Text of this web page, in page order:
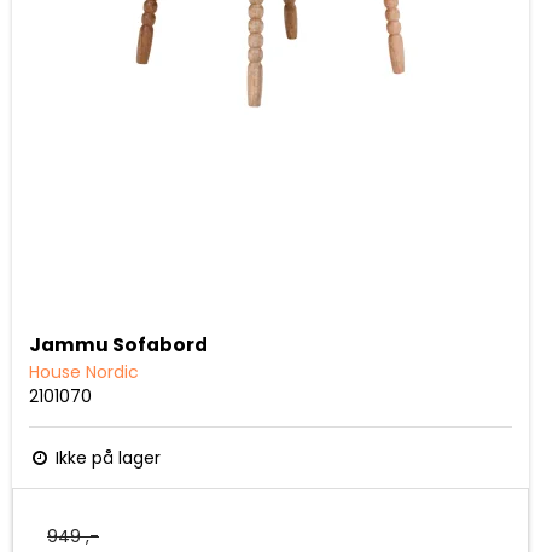
Jammu Sofabord
House Nordic
2101070
Ikke på lager
949 ,-